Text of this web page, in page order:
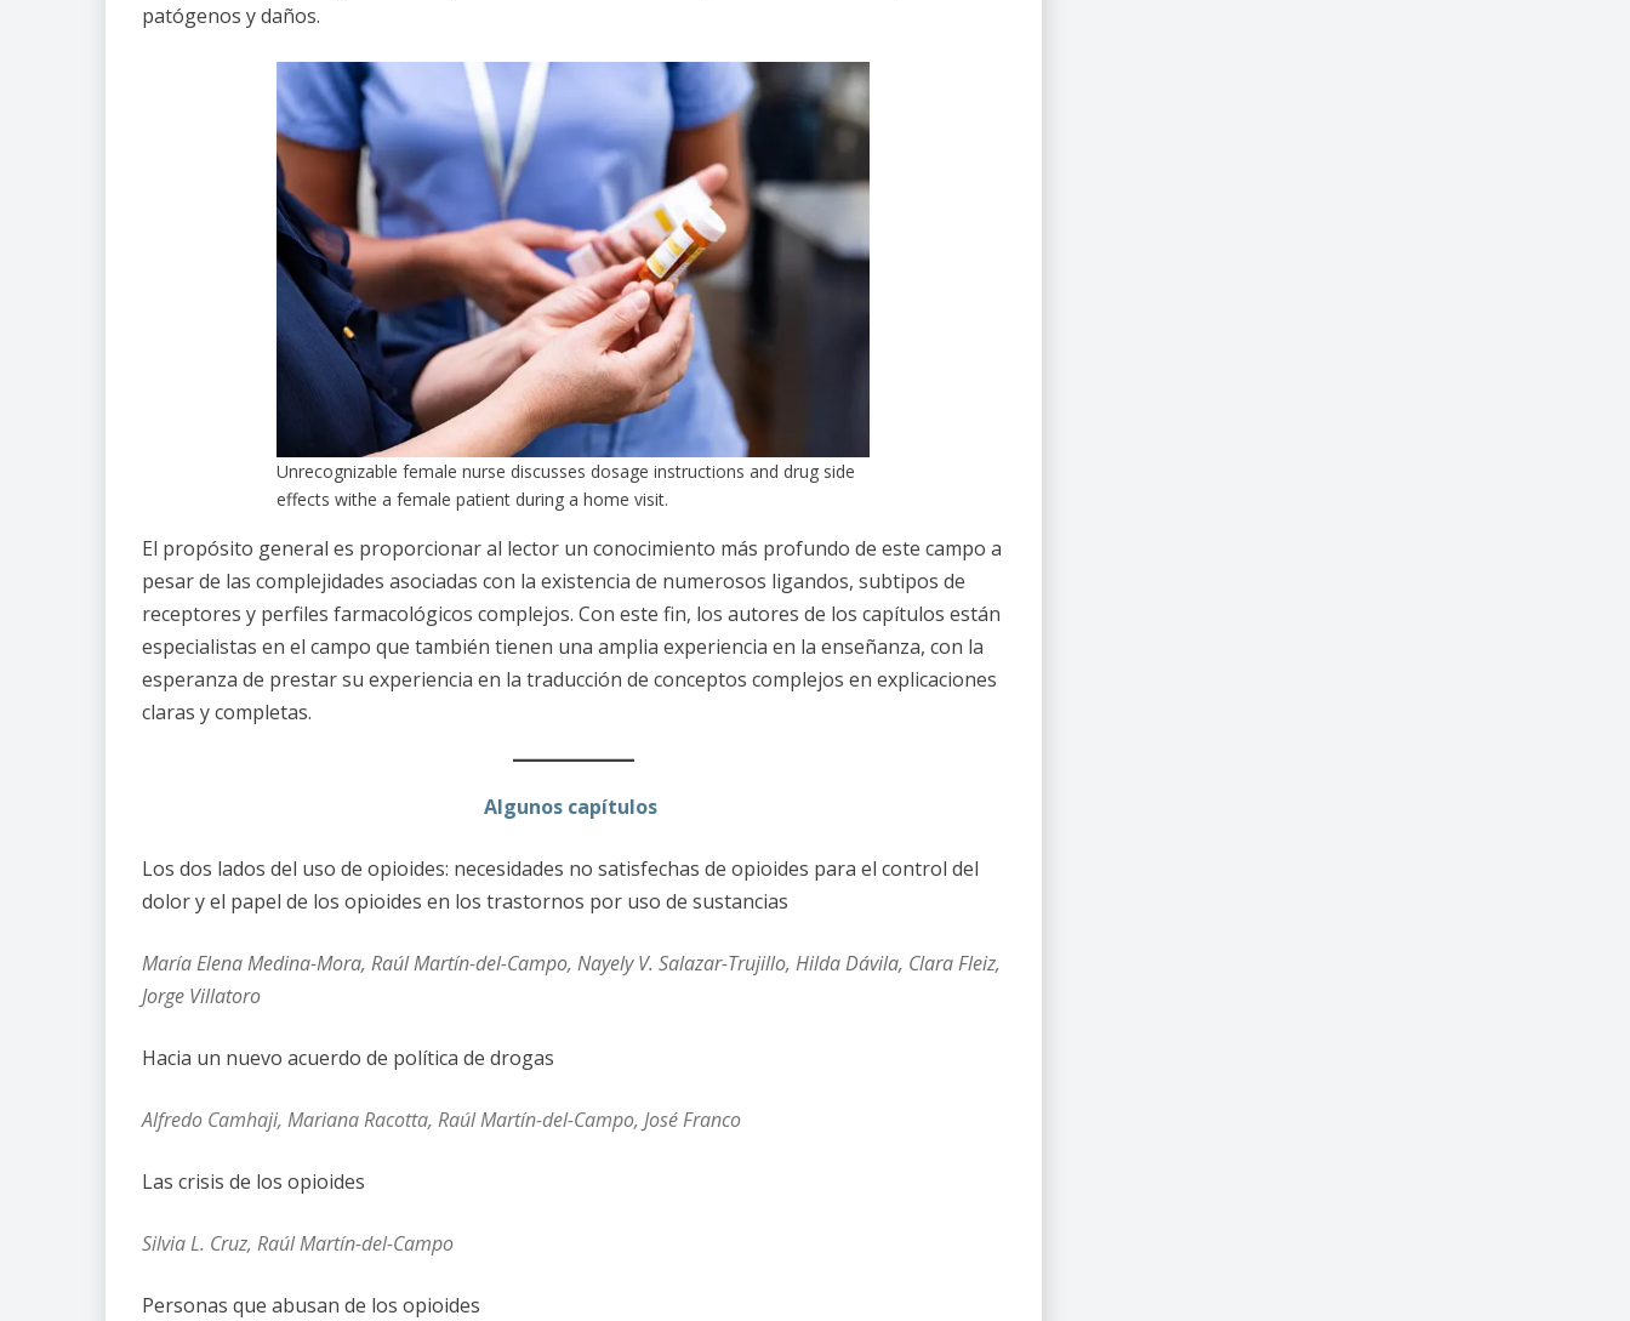
patógenos y daños.
Unrecognizable female nurse discusses dosage instructions and drug side
effects withe a female patient during a home visit.
El propósito general es proporcionar al lector un conocimiento más profundo de este campo a
pesar de las complejidades asociadas con la existencia de numerosos ligandos, subtipos de
receptores y perfiles farmacológicos complejos. Con este fin, los autores de los capítulos están
especialistas en el campo que también tienen una amplia experiencia en la enseñanza, con la
esperanza de prestar su experiencia en la traducción de conceptos complejos en explicaciones
claras y completas.
Algunos capítulos
Los dos lados del uso de opioides: necesidades no satisfechas de opioides para el control del
dolor y el papel de los opioides en los trastornos por uso de sustancias
María Elena Medina-Mora, Raúl Martín-del-Campo, Nayely V. Salazar-Trujillo, Hilda Dávila, Clara Fleiz,
Jorge Villatoro
Hacia un nuevo acuerdo de política de drogas
Alfredo Camhaji, Mariana Racotta, Raúl Martín-del-Campo, José Franco
Las crisis de los opioides
Silvia L. Cruz, Raúl Martín-del-Campo
Personas que abusan de los opioides